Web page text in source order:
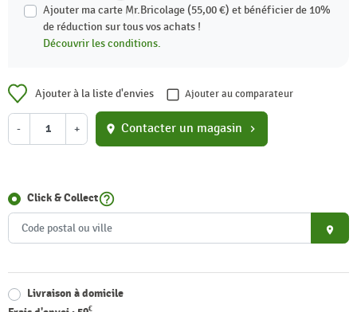
Ajouter ma carte Mr.Bricolage (55,00 €) et bénéficier de 10%
de réduction sur tous vos achats !
Découvrir les conditions.
Ajouter à la liste d'envies Ajouter au comparateur
- + location_on Contacter un magasin chevron_right
Click & Collecthelp_outline
place
Livraison à domicile
€